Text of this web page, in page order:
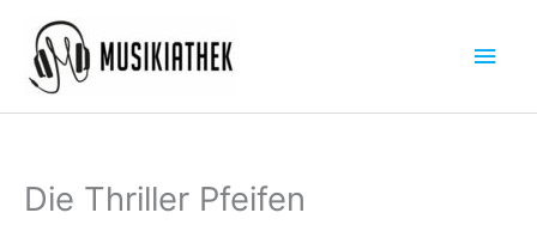
Inhalt
springen
Die Thriller Pfeifen